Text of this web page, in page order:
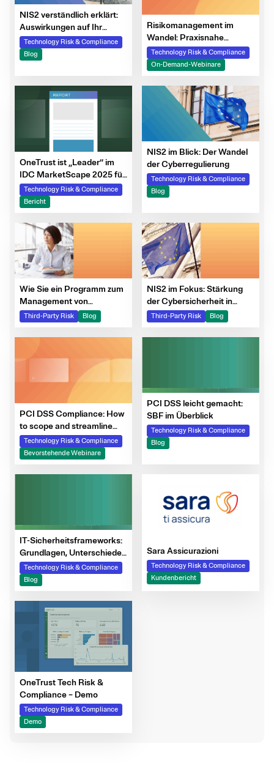
NIS2 verständlich erklärt:
Auswirkungen auf Ihr
Unternehmen und wie Sie
sich vorbereiten
Technology Risk & Compliance
Blog
Risikomanagement im
Wandel: Praxisnahe
Ansätze für NIS2, DORA &
ISO 27001
Technology Risk & Compliance
On-Demand-Webinare
OneTrust ist „Leader“ im
IDC MarketScape 2025 für
GRC-Software
Technology Risk & Compliance
Bericht
NIS2 im Blick: Der Wandel
der Cyberregulierung
Technology Risk & Compliance
Blog
Wie Sie ein Programm zum
Management von
Drittparteienrisiken starten:
Leistung im Blick behalten
und kontinuierlich
Third-Party Risk Blog
NIS2 im Fokus: Stärkung
der Cybersicherheit in
Europa
Third-Party Risk Blog
PCI DSS Compliance: How
to scope and streamline
monitoring with
Certification Automation
Technology Risk & Compliance
Bevorstehende Webinare
PCI DSS leicht gemacht:
SBF im Überblick
Technology Risk & Compliance
Blog
IT-Sicherheitsframeworks:
Grundlagen, Unterschiede
und Beispiele im Überblick
Technology Risk & Compliance
Blog
Sara Assicurazioni
Technology Risk & Compliance
Kundenbericht
OneTrust Tech Risk &
Compliance – Demo
Technology Risk & Compliance
Demo